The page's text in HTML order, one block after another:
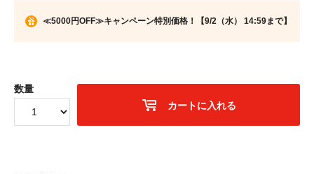
≪5000円OFF≫キャンペーン特別価格！【9/2（水） 14:59まで】
数量
カートに入れる